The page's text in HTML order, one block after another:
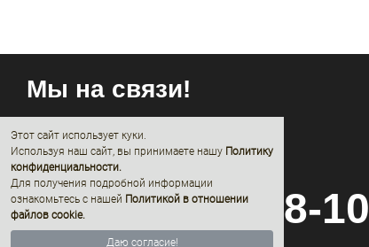
Этот сайт использует куки.
Используя наш сайт, вы принимаете нашу Политику
конфиденциальности.
Для получения подробной информации
ознакомьтесь с нашей Политикой в отношении
файлов cookie.
Даю согласие!
Мы на связи!
8 (800) 600-68-10